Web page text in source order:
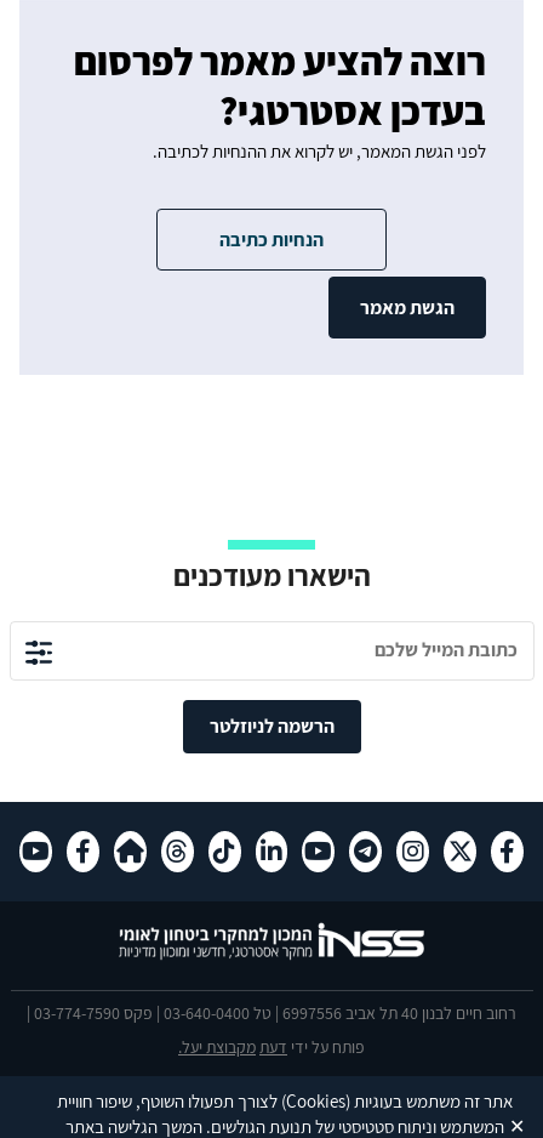
אתר זה משתמש בעוגיות(Cookies) לצורך תפעולו השוטף, שיפור חוויית
המשתמש וניתוח סטטיסטי של תנועת הגולשים. המשך הגלישה באתר ✕
רוצה להציע מאמר לפרסום
בעדכן אסטרטגי?
לפני הגשת המאמר, יש לקרוא את ההנחיות לכתיבה.
הנחיות כתיבה
הגשת מאמר
הישארו מעודכנים
הרשמה לניוזלטר
רחוב חיים לבנון 40 תל אביב 6997556 | טל 03-640-0400 | פקס 03-774-7590 |
פותח על ידי דעתמקבוצת יעל.
This site is protected by reCAPTCHA and the Google Privacy Policyand